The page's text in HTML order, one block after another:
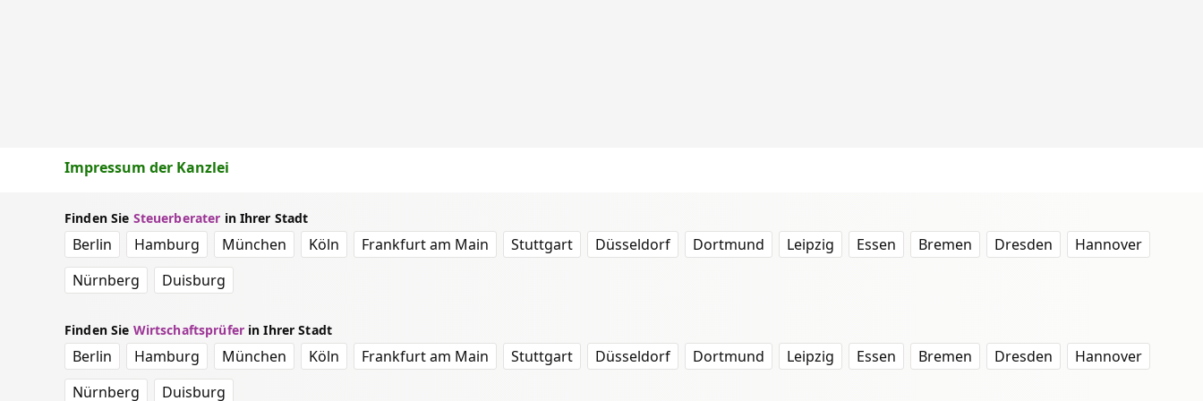
Impressum der Kanzlei
Finden Sie Steuerberater in Ihrer Stadt
Berlin Hamburg München Köln Frankfurt am Main Stuttgart Düsseldorf Dortmund Leipzig Essen Bremen Dresden
Hannover
Nürnberg
Duisburg
Finden Sie Wirtschaftsprüferin Ihrer Stadt
Berlin Hamburg München Köln Frankfurt am Main Stuttgart Düsseldorf Dortmund Leipzig Essen Bremen Dresden
Hannover
Nürnberg
Duisburg